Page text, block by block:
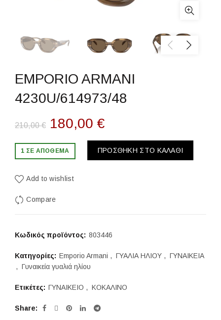
EMPORIO ARMANI
4230U/614973/48
210,00€ Original
price
180,00 €Η
τρέχουσα
1 ΣΕ ΑΠΌΘΕΜΑ ΠΡΟΣΘΉΚΗ ΣΤΟ ΚΑΛΆΘΙ
Add to wishlist
Compare
Κωδικός προϊόντος: 803446
Κατηγορίες: Emporio Armani , ΓΥΑΛΙΑ ΗΛΙΟΥ , ΓΥΝΑΙΚΕΙΑ
, Γυναικεία γυαλιά ηλίου
Ετικέτες: ΓΥΝΑΙΚΕΙΟ , ΚΟΚΑΛΙΝΟ
Share